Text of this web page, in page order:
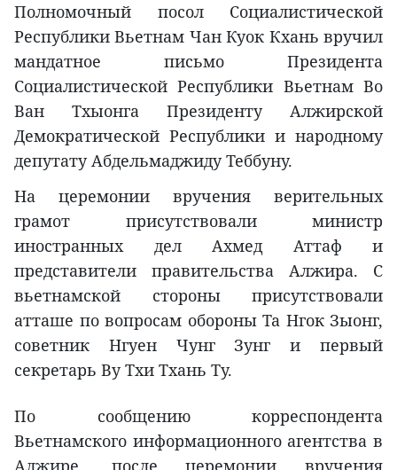
Полномочный посол Социалистической
Республики Вьетнам Чан Куок Кхань вручил
мандатное письмо Президента
Социалистической Республики Вьетнам Во
Ван Тхыонга Президенту Алжирской
Демократической Республики и народному
депутату Абдельмаджиду Теббуну.
На церемонии вручения верительных
грамот присутствовали министр
иностранных дел Ахмед Аттаф и
представители правительства Алжира. С
вьетнамской стороны присутствовали
атташе по вопросам обороны Та Нгок Зыонг,
советник Нгуен Чунг Зунг и первый
секретарь Ву Тхи Тхань Ту.
По сообщению корреспондента
Вьетнамского информационного агентства в
Алжире, после церемонии вручения